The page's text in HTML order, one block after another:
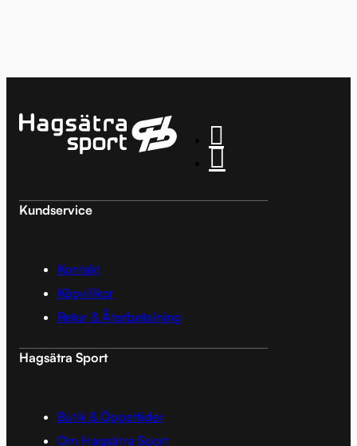
Kundservice
Kontakt
Köpvillkor
Retur & Återbetalning
Hagsätra Sport
Butik & Öppettider
Om Hagsätra Sport